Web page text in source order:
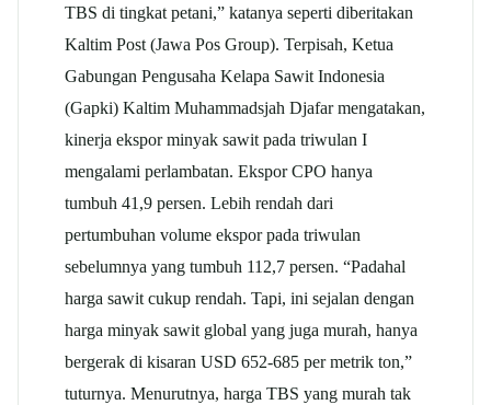
TBS di tingkat petani,” katanya seperti diberitakan
Kaltim Post (Jawa Pos Group). Terpisah, Ketua
Gabungan Pengusaha Kelapa Sawit Indonesia
(Gapki) Kaltim Muhammadsjah Djafar mengatakan,
kinerja ekspor minyak sawit pada triwulan I
mengalami perlambatan. Ekspor CPO hanya
tumbuh 41,9 persen. Lebih rendah dari
pertumbuhan volume ekspor pada triwulan
sebelumnya yang tumbuh 112,7 persen. “Padahal
harga sawit cukup rendah. Tapi, ini sejalan dengan
harga minyak sawit global yang juga murah, hanya
bergerak di kisaran USD 652-685 per metrik ton,”
tuturnya. Menurutnya, harga TBS yang murah tak